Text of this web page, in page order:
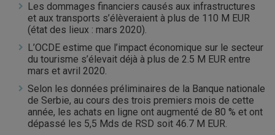
Les dommages financiers causés aux infrastructures
et aux transports s’élèveraient à plus de 110 M EUR
(état des lieux : mars 2020).
L’OCDE estime que l’impact économique sur le secteur
du tourisme s’élevait déjà à plus de 2.5 M EUR entre
mars et avril 2020.
Selon les données préliminaires de la Banque nationale
de Serbie, au cours des trois premiers mois de cette
année, les achats en ligne ont augmenté de 80 % et ont
dépassé les 5,5 Mds de RSD soit 46.7 M EUR.